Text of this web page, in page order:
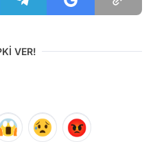
VER!